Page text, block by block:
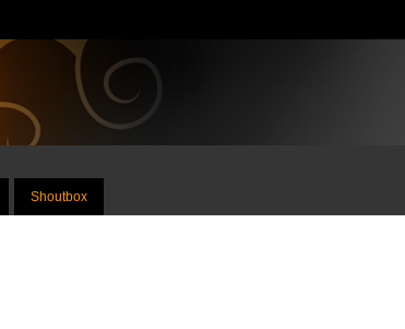
Shoutbox